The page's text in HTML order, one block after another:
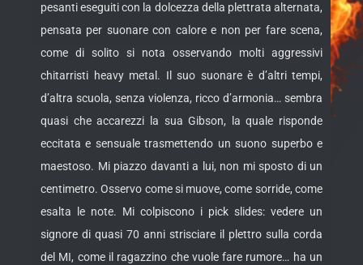
pesanti eseguiti con la dolcezza della plettrata alternata,
pensata per suonare con calore e non per fare scena,
come di solito si nota osservando molti aggressivi
chitarristi heavy metal. Il suo suonare è d’altri tempi,
d’altra scuola, senza violenza, ricco d’armonia… sembra
quasi che accarezzi la sua Gibson, la quale risponde
eccitata e sensuale trasmettendo un suono superbo e
maestoso. Mi piazzo davanti a lui, non mi sposto di un
centimetro. Osservo come si muove, come sorride, come
esalta le note. Mi colpiscono i pick slides: vedere un
signore di quasi 70 anni strisciare il plettro sulla corda
del MI, come il ragazzino che vuole fare rumore… ha un